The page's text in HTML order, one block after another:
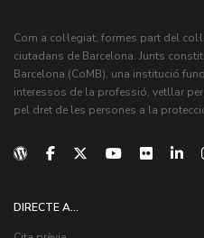
Com a col·legiat, formes part del
ciutadans de Barcelona. Junts
Barcelona (CoMB), una institució
interessos de la professió, vetllar
pel dret de les persones a la
DIRECTE A...